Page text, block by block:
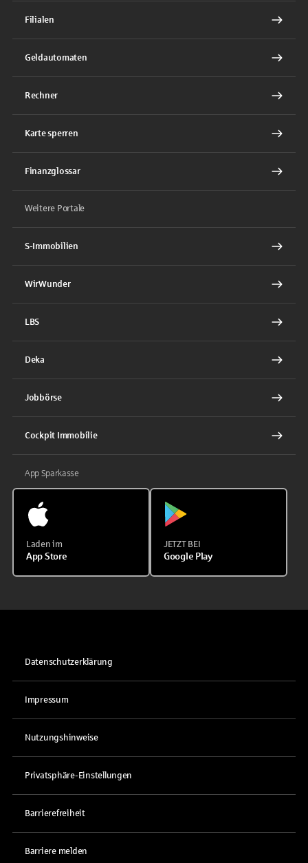
Filialen
Geldautomaten
Rechner
Karte sperren
Finanzglossar
Weitere Portale
S-Immobilien
WirWunder
LBS
Deka
Jobbörse
Cockpit Immobilie
App Sparkasse
Laden im
App Store
JETZT BEI
Google Play
Datenschutzerklärung
Impressum
Nutzungshinweise
Privatsphäre-Einstellungen
Barrierefreiheit
Barriere melden